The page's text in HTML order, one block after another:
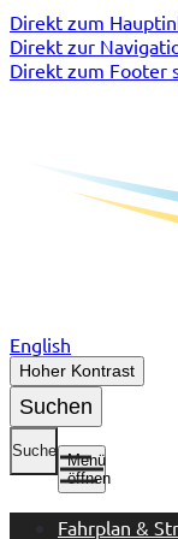
Direkt zum
Direkt zur
Direkt zum Footer
English
Hoher Kontrast
Suchen
Suche
Menü
öffnen
Fahrplan &